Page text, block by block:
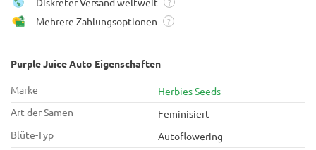
Mehrere Zahlungsoptionen ?
Purple Juice Auto Eigenschaften
Marke
Herbies Seeds
Art der Samen
Feminisiert
Blüte-Typ
Autoflowering